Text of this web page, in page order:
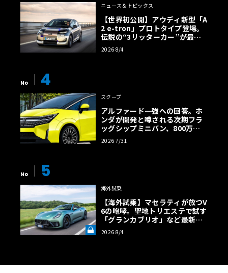
ニュース＆トピックス
【世界初公開】アウディ新型「A
2 e-tron」プロトタイプ登場。
伝説の“3リッターカー”が最高
効率エントリーBEVとして復活
【画像38枚】
2026 8/4
No 4
スクープ
アルファード一強への回答。ホ
ンダが開発と噂される次期フラ
ッグシップミニバン、800万円
超の勝算【予想CG】
2026 7/31
No 5
海外試乗
【海外試乗】マセラティが放つV
6の咆哮。聖地トリエステで試す
「グランカブリオ」など最新ト
ロフェオ3台の官能評価《LE VO
LANT LAB》
2026 8/4